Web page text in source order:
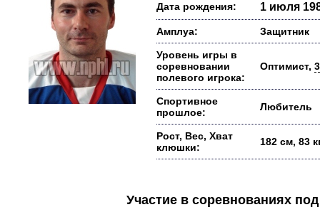
Дата рождения: 1 июля
Амплуа: Защитник
Уровень игры в
соревновании
полевого игрока:
Оптимист,
Спортивное
прошлое:
Любитель
Рост, Вес, Хват
клюшки:
182 см, 83
Участие в соревнованиях